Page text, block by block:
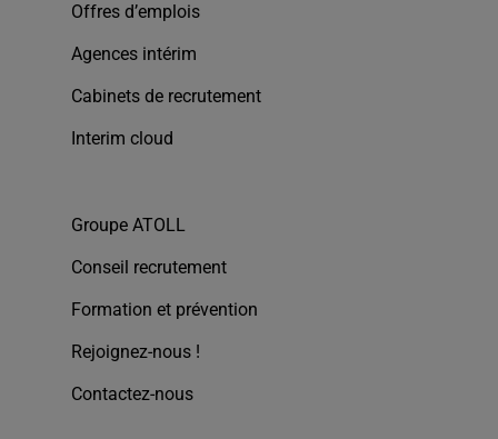
Offres d’emplois
Agences intérim
Cabinets de recrutement
Interim cloud
Groupe ATOLL
Conseil recrutement
Formation et prévention
Rejoignez-nous !
Contactez-nous